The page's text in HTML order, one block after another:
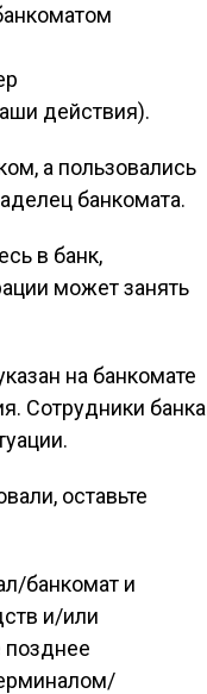
действия).
а пользовались
банкомата.
в банк,
может занять
на банкомате
Сотрудники банка
оставьте
банкомат и
и/или
позднее